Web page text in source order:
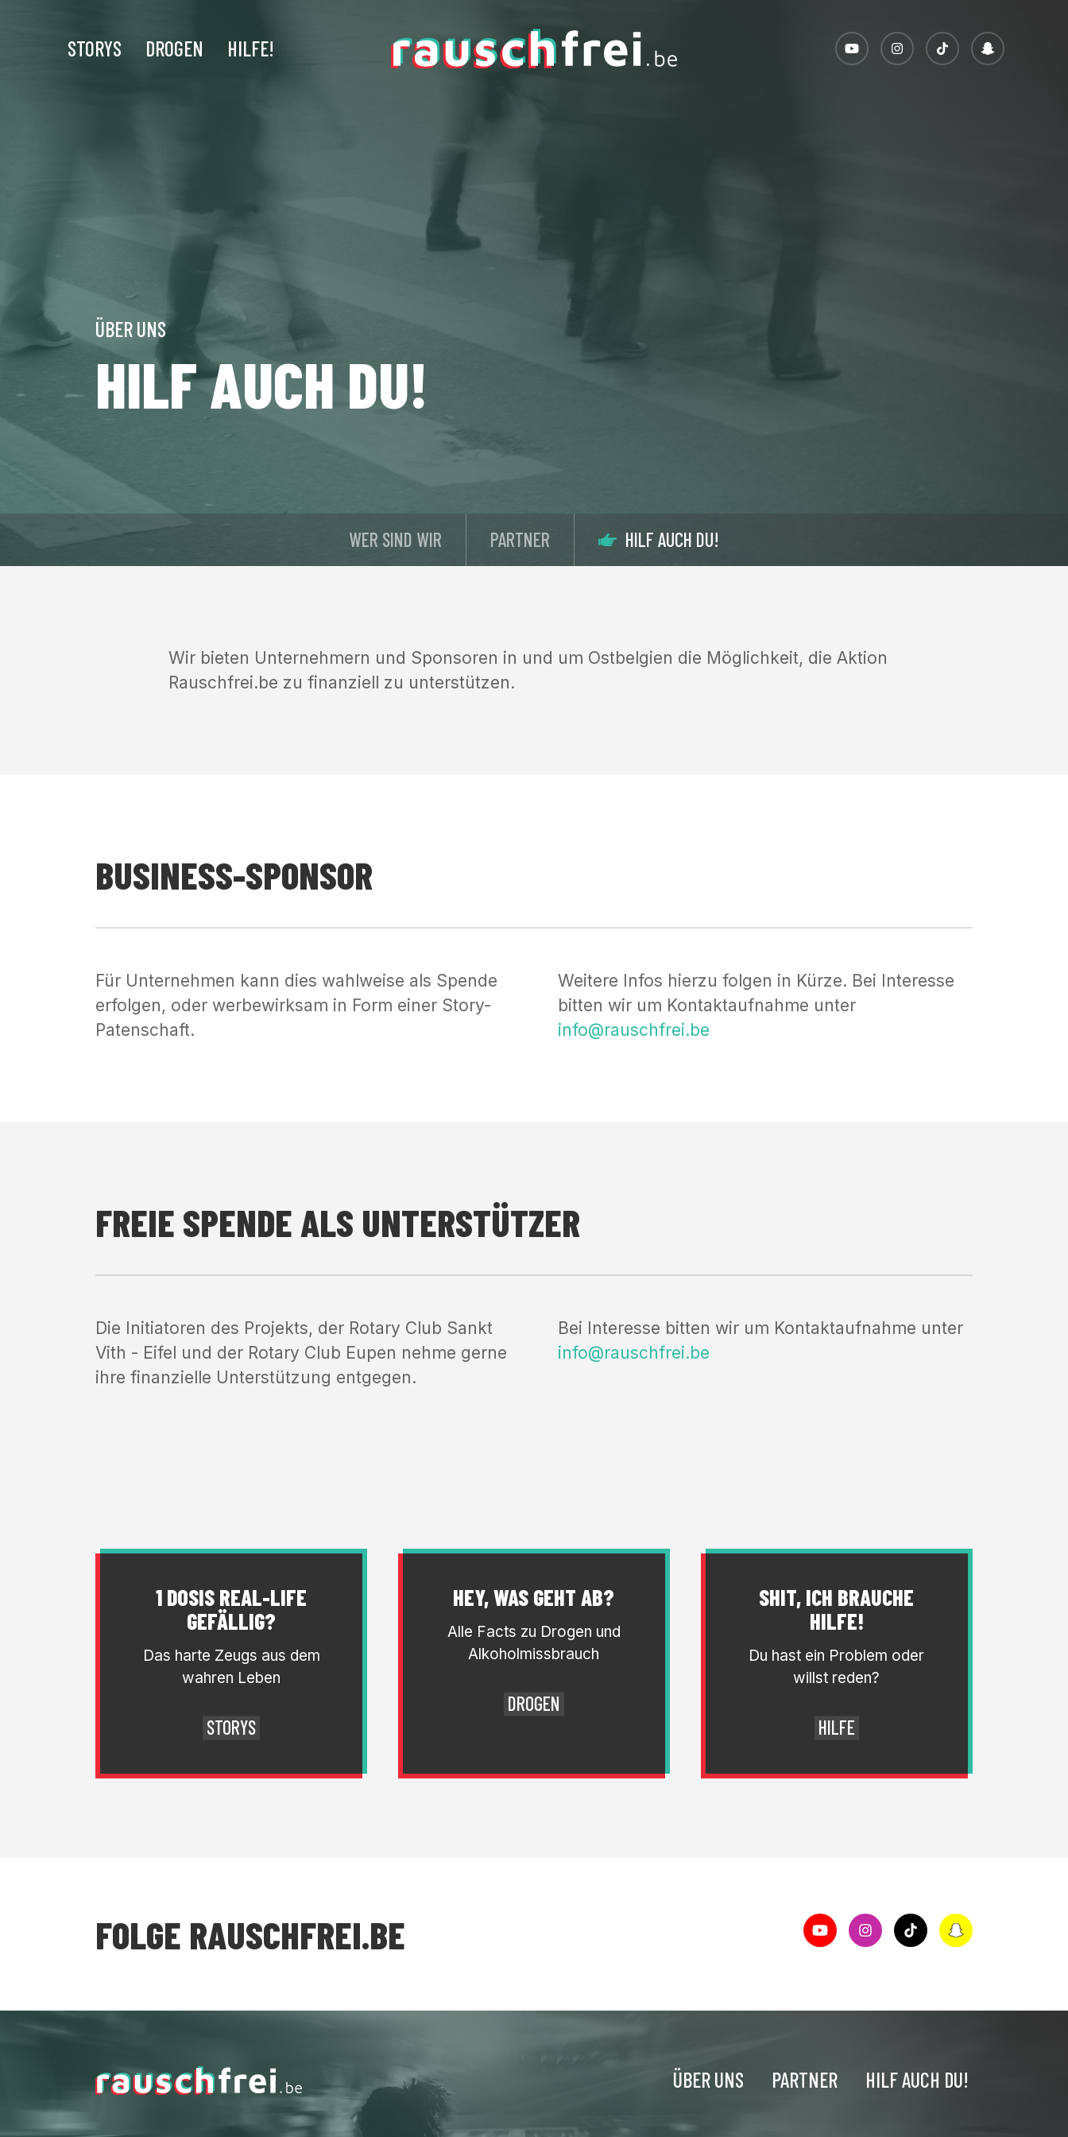
STORYS DROGEN HILFE!
ÜBER UNS
HILF AUCH DU!
WER SIND WIR PARTNER HILF AUCH DU!
Wir bieten Unternehmern und Sponsoren in und um Ostbelgien die Möglichkeit, die Aktion
Rauschfrei.be zu finanziell zu unterstützen.
BUSINESS-SPONSOR
Für Unternehmen kann dies wahlweise als Spende
erfolgen, oder werbewirksam in Form einer Story-
Patenschaft.
Weitere Infos hierzu folgen in Kürze. Bei Interesse
bitten wir um Kontaktaufnahme unter
info@rauschfrei.be
FREIE SPENDE ALS UNTERSTÜTZER
Die Initiatoren des Projekts, der Rotary Club Sankt
Vith - Eifel und der Rotary Club Eupen nehme gerne
ihre finanzielle Unterstützung entgegen.
Bei Interesse bitten wir um Kontaktaufnahme unter
info@rauschfrei.be
1 DOSIS REAL-LIFE
GEFÄLLIG?
Das harte Zeugs aus dem
wahren Leben
STORYS
HEY, WAS GEHT AB?
Alle Facts zu Drogen und
Alkoholmissbrauch
DROGEN
SHIT, ICH BRAUCHE
HILFE!
Du hast ein Problem oder
willst reden?
HILFE
FOLGE RAUSCHFREI.BE
ÜBER UNS PARTNER HILF AUCH DU!